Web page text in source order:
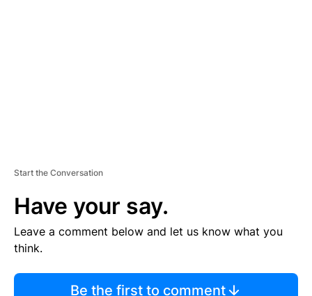
Start the Conversation
Have your say.
Leave a comment below and let us know what you
think.
Be the first to comment